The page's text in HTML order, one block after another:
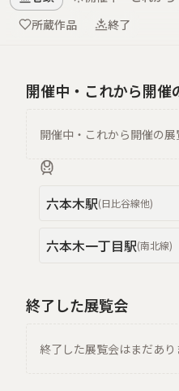
所蔵作品
終了
開催中・これから開催
開催中・これから開催の
六本木駅(日比谷線他)
六本木一丁目駅(南北線)
終了した展覧会
終了した展覧会はまだあり